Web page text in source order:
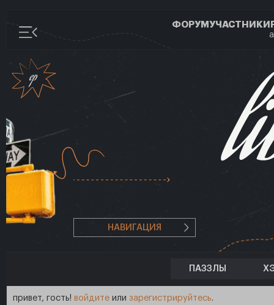
ФОРУМУЧАСТНИКИ
НАВИГАЦИЯ
ПАЗЗЛЫ
привет, гость! войдите или зарегистрируйтесь.